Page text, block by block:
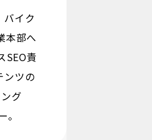
イク
本部へ
SEO責
ンツの
グ